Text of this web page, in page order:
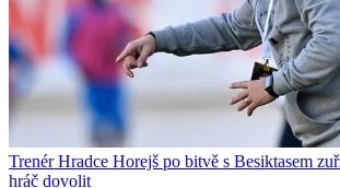
Trenér Hradce Horejš po bitvě s Besiktasem
hráč dovolit